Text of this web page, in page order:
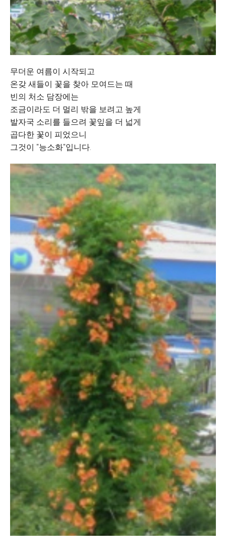
무더운 여름이 시작되고
온갖 새들이 꽃을 찾아 모여드는 때
빈의 처소 담장에는
조금이라도 더 멀리 밖을 보려고 높게
발자국 소리를 들으려 꽃잎을 더 넓게
곱다한 꽃이 피었으니
그것이 "능소화"입니다.